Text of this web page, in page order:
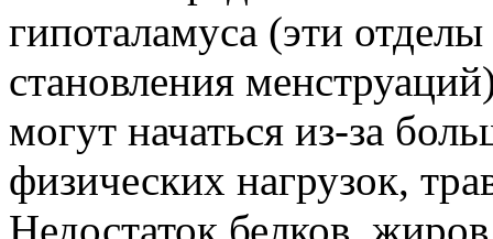
гипоталамуса (эти
становления
могут начаться из-за
физических нагрузок,
Недостаток белков,